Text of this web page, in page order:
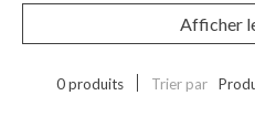
Afficher
0 produits Trier par